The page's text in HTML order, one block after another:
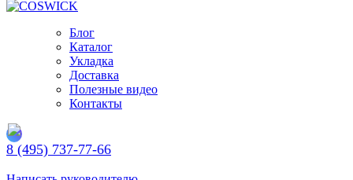
Блог
Каталог
Укладка
Доставка
Полезные видео
Контакты
8 (495) 737-77-66